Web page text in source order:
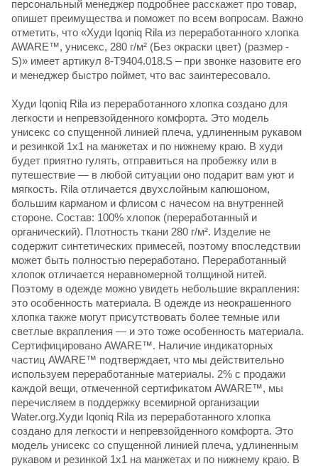
персональный менеджер подробнее расскажет про товар,
опишет преимущества и поможет по всем вопросам. Важно
отметить, что «Худи Iqoniq Rila из переработанного хлопка
AWARE™, унисекс, 280 г/м² (Без окраски цвет) (размер -
S)» имеет артикул 8-T9404.018.S – при звонке назовите его
и менеджер быстро поймет, что вас заинтересовало.
Худи Iqoniq Rila из переработанного хлопка создано для
легкости и непревзойденного комфорта. Это модель
унисекс со спущенной линией плеча, удлиненным рукавом
и резинкой 1х1 на манжетах и по нижнему краю. В худи
будет приятно гулять, отправиться на пробежку или в
путешествие — в любой ситуации оно подарит вам уют и
мягкость. Rila отличается двухслойным капюшоном,
большим карманом и флисом с начесом на внутренней
стороне. Состав: 100% хлопок (переработанный и
органический). Плотность ткани 280 г/м². Изделие не
содержит синтетических примесей, поэтому впоследствии
может быть полностью переработано. Переработанный
хлопок отличается неравномерной толщиной нитей.
Поэтому в одежде можно увидеть небольшие вкрапления:
это особенность материала. В одежде из неокрашенного
хлопка также могут присутствовать более темные или
светлые вкрапления — и это тоже особенность материала.
Сертифицировано AWARE™. Наличие индикаторных
частиц AWARE™ подтверждает, что мы действительно
используем переработанные материалы. 2% с продажи
каждой вещи, отмеченной сертификатом AWARE™, мы
перечисляем в поддержку всемирной организации
Water.org.Худи Iqoniq Rila из переработанного хлопка
создано для легкости и непревзойденного комфорта. Это
модель унисекс со спущенной линией плеча, удлиненным
рукавом и резинкой 1х1 на манжетах и по нижнему краю. В